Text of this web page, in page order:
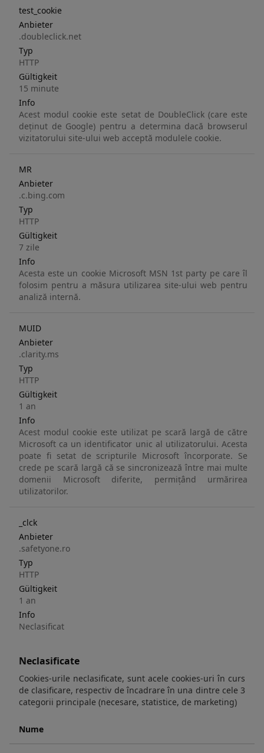
test_cookie
Anbieter
.doubleclick.net
Typ
HTTP
Gültigkeit
15 minute
Info
Acest modul cookie este setat de DoubleClick (care este
deținut de Google) pentru a determina dacă browserul
vizitatorului site-ului web acceptă modulele cookie.
MR
Anbieter
.c.bing.com
Typ
HTTP
Gültigkeit
7 zile
Info
Acesta este un cookie Microsoft MSN 1st party pe care îl
folosim pentru a măsura utilizarea site-ului web pentru
analiză internă.
MUID
Anbieter
.clarity.ms
Typ
HTTP
Gültigkeit
1 an
Info
Acest modul cookie este utilizat pe scară largă de către
Microsoft ca un identificator unic al utilizatorului. Acesta
poate fi setat de scripturile Microsoft încorporate. Se
crede pe scară largă că se sincronizează între mai multe
domenii Microsoft diferite, permițând urmărirea
utilizatorilor.
_clck
Anbieter
.safetyone.ro
Typ
HTTP
Gültigkeit
1 an
Info
Neclasificat
Neclasificate
Cookies-urile neclasificate, sunt acele cookies-uri în curs
de clasificare, respectiv de încadrare în una dintre cele 3
categorii principale (necesare, statistice, de marketing)
Nume